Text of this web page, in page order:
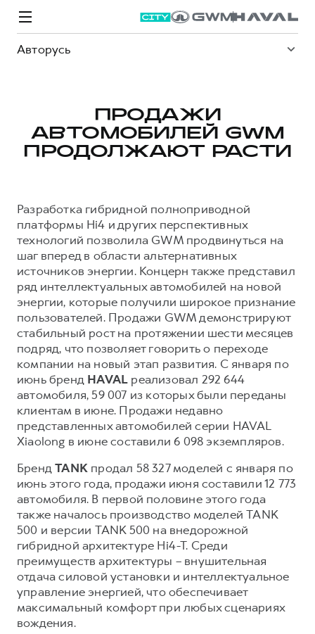
Авторусь
Модели
от 2 049 000 ₽ от 2 049 000 ₽
DARGO
от 3 199 000 ₽
DARGO X
от 3 499 000 ₽
F7
от 2 899 000 ₽
F7X
от 3 599 000 ₽
POER
от 3 449 000 ₽
Покупателям
Автомобили в наличии
Конфигуратор HAVAL
Аксессуары HAVAL
Каталоги и прайс-листы
Программа «HAVAL Защита+»
Тест-драйв
Трейд-ин
КРЕДИТ И СТРАХОВАНИЕ
Кредитный калькулятор
Страхование
Кредит
КОРПОРАТИВНЫМ КЛИЕНТАМ
Для малого бизнеса
Корпоративным клиентам
Крупным корпоративным клиентам
Система управления автопарком
Владельцам
Все о сервисе
Запись на сервис
Моторное масло
Стоимость ТО
СЕРВИСНОЕ ОБСЛУЖИВАНИЕ
Нулевое ТО
Программа «Помощь на дороге»
Регламенты технического обслуживания
Электронный ПТС
ПОДДЕРЖКА
GWM Безопасность
Гарантия HAVAL
Мобильное приложение GWM
Программа «HAVAL Защита+»
Руководства по эксплуатации
Подписки
Спецпредложения
Покупателям
Владельцам
О дилере
О бренде
Новости
О GWM
ИНФОРМАЦИЯ О ДИЛЕРЕ
О дилере
Наша команда
Контакты
ПРОДАЖИ
АВТОМОБИЛЕЙ GWM
ПРОДОЛЖАЮТ РАСТИ
Разработка гибридной полноприводной
платформы Hi4 и других перспективных
технологий позволила GWM продвинуться на
шаг вперед в области альтернативных
источников энергии. Концерн также представил
ряд интеллектуальных автомобилей на новой
энергии, которые получили широкое признание
пользователей. Продажи GWM демонстрируют
стабильный рост на протяжении шести месяцев
подряд, что позволяет говорить о переходе
компании на новый этап развития. С января по
июнь бренд HAVAL реализовал 292 644
автомобиля, 59 007 из которых были переданы
клиентам в июне. Продажи недавно
представленных автомобилей серии HAVAL
Xiaolong в июне составили 6 098 экземпляров.
БрендTANK продал 58 327 моделей с января по
июнь этого года, продажи июня составили 12 773
автомобиля. В первой половине этого года
также началось производство моделей TANK
500 и версии TANK 500 на внедорожной
гибридной архитектуре Hi4-T. Среди
преимуществ архитектуры – внушительная
отдача силовой установки и интеллектуальное
управление энергией, что обеспечивает
максимальный комфорт при любых сценариях
вождения.